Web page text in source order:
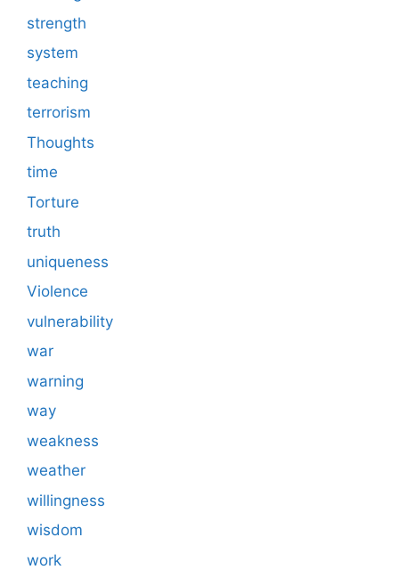
strength
system
teaching
terrorism
Thoughts
time
Torture
truth
uniqueness
Violence
vulnerability
war
warning
way
weakness
weather
willingness
wisdom
work